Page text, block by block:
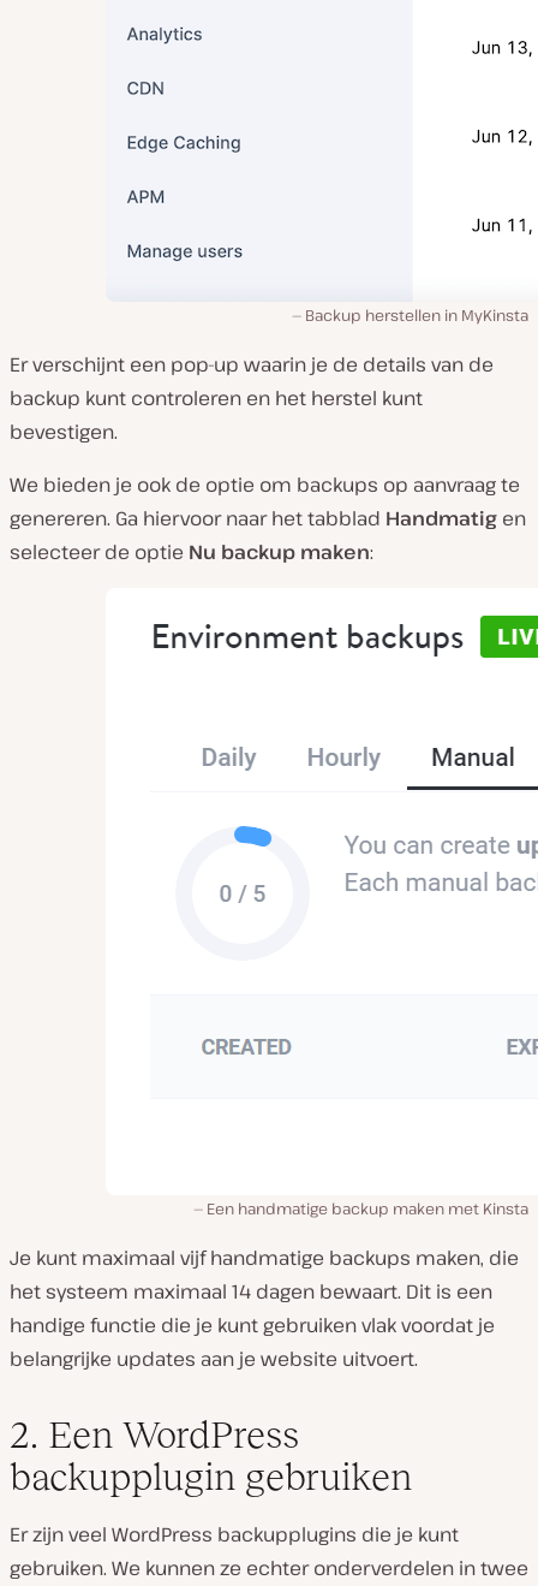
Backup herstellen in MyKinsta
Er verschijnt een pop-up waarin je de details van de
backup kunt controleren en het herstel kunt
bevestigen.
We bieden je ook de optie om backups op aanvraag te
genereren. Ga hiervoor naar het tabblad Handmatig en
selecteer de optie Nu backup maken:
Een handmatige backup maken met Kinsta
Je kunt maximaal vijf handmatige backups maken, die
het systeem maximaal 14 dagen bewaart. Dit is een
handige functie die je kunt gebruiken vlak voordat je
belangrijke updates aan je website uitvoert.
2. Een WordPress
backupplugin gebruiken
Er zijn veel WordPress backupplugins die je kunt
gebruiken. We kunnen ze echter onderverdelen in twee